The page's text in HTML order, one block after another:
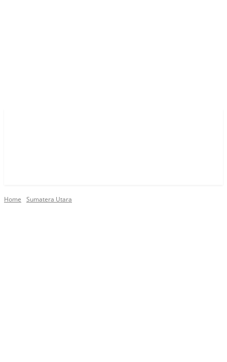
Home Sumatera Utara